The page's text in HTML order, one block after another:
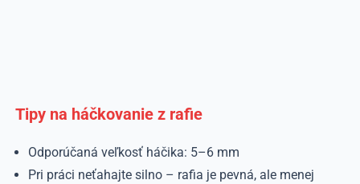
Tipy na háčkovanie z rafie
Odporúčaná veľkosť háčika: 5–6 mm
Pri práci neťahajte silno – rafia je pevná, ale menej